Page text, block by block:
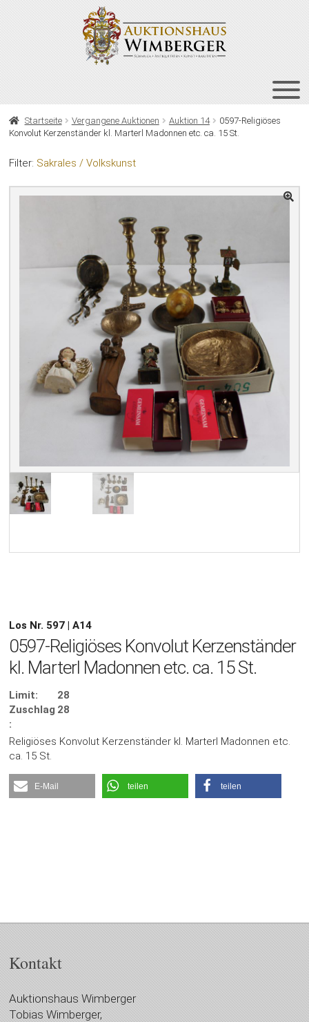
HOME
NEWSLETTER
Startseite Vergangene Auktionen Auktion 14
0597-Religiöses
Konvolut Kerzenständer kl. Marterl Madonnen etc. ca. 15 St.
Filter: Sakrales / Volkskunst
Los Nr. 597 | A14
0597-Religiöses Konvolut Kerzenständer
kl. Marterl Madonnen etc. ca. 15 St.
Limit:
28
Zuschlag
:
28
Religiöses Konvolut Kerzenständer kl. Marterl Madonnen etc.
ca. 15 St.
E-Mail teilen teilen
Kontakt
Auktionshaus Wimberger
Tobias Wimberger,